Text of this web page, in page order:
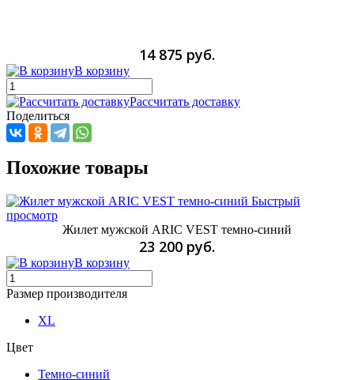
14 875 руб.
В корзину
Рассчитать доставку
Поделиться
Похожие товары
Быстрый
просмотр
Жилет мужской ARIC VEST темно-синий
23 200 руб.
В корзину
Размер производителя
XL
Цвет
Темно-синий